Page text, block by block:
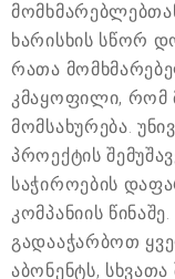
ხარისხის სწორ
რათა
კმაყოფილი, რომ
მომსახურება.
პროექტის
საჭიროების
კომპანიის
გადააჭარბოთ
აბონენტს,